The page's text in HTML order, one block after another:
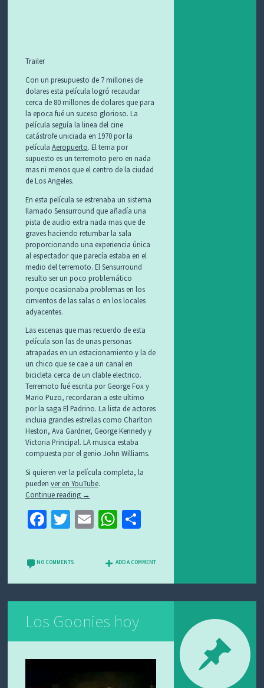
Trailer
Con un presupuesto de 7 millones de
dolares esta película logró recaudar
cerca de 80 millones de dolares que para
la epoca fué un suceso glorioso. La
película seguía la linea del cine
catástrofe uniciada en 1970 por la
película Aeropuerto. El tema por
supuesto es un terremoto pero en nada
mas ni menos que el centro de la ciudad
de Los Angeles.
En esta película se estrenaba un sistema
llamado Sensurround que añadía una
pista de audio extra nada mas que de
graves haciendo retumbar la sala
proporcionando una experiencia única
al espectador que parecía estaba en el
medio del terremoto. El Sensurround
resulto ser un poco problemático
porque ocasionaba problemas en los
cimientos de las salas o en los locales
adyacentes.
Las escenas que mas recuerdo de esta
película son las de unas personas
atrapadas en un estacionamiento y la de
un chico que se cae a un canal en
bicicleta cerca de un clable electrico.
Terremoto fué escrita por George Fox y
Mario Puzo, recordaran a este ultimo
por la saga El Padrino. La lista de actores
incluia grandes estrellas como Charlton
Heston, Ava Gardner, George Kennedy y
Victoria Principal. LA musica estaba
compuesta por el genio John Williams.
Si quieren ver la película completa, la
pueden ver en YouTube.
Continue reading →
Fa
b
o
k
T
tt
E
ai
W
at
p
p
C
m
ar
NO COMMENTS ADD A COMMENT
Los Goonies hoy